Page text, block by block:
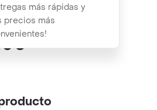
más rápidas y
precios másVersátil-
U